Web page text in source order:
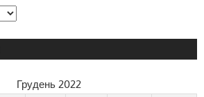
Грудень 2022